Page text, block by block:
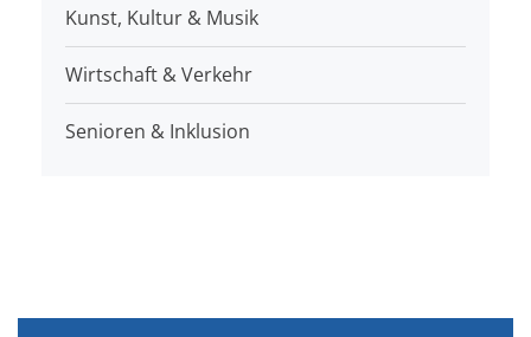
Kunst, Kultur & Musik
Wirtschaft & Verkehr
Senioren & Inklusion